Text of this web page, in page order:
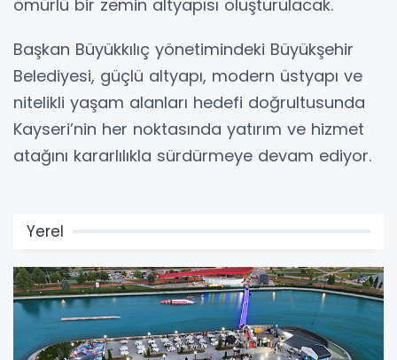
ömürlü bir zemin altyapısı oluşturulacak.
Başkan Büyükkılıç yönetimindeki Büyükşehir
Belediyesi, güçlü altyapı, modern üstyapı ve
nitelikli yaşam alanları hedefi doğrultusunda
Kayseri’nin her noktasında yatırım ve hizmet
atağını kararlılıkla sürdürmeye devam ediyor.
Yerel